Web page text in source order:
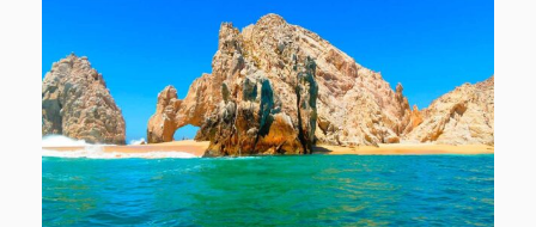
internacional.
En la Riviera Maya también se pueden encontrar una gran
variedad de platillos típicos. En los grandes poblados hay
restaurantes que ofrecen todo tipo de opciones, aunque
siempre es buena idea probar las especialidades lugareñas.
La excelencia en el servicio es el común denominador y los
escenarios forman parte del deleite: palapas frente al mar,